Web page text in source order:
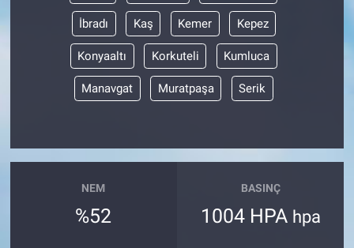
İbradı Kaş Kemer Kepez
Konyaaltı Korkuteli Kumluca
Manavgat Muratpaşa Serik
NEM
%52
BASINÇ
1004 HPA hpa